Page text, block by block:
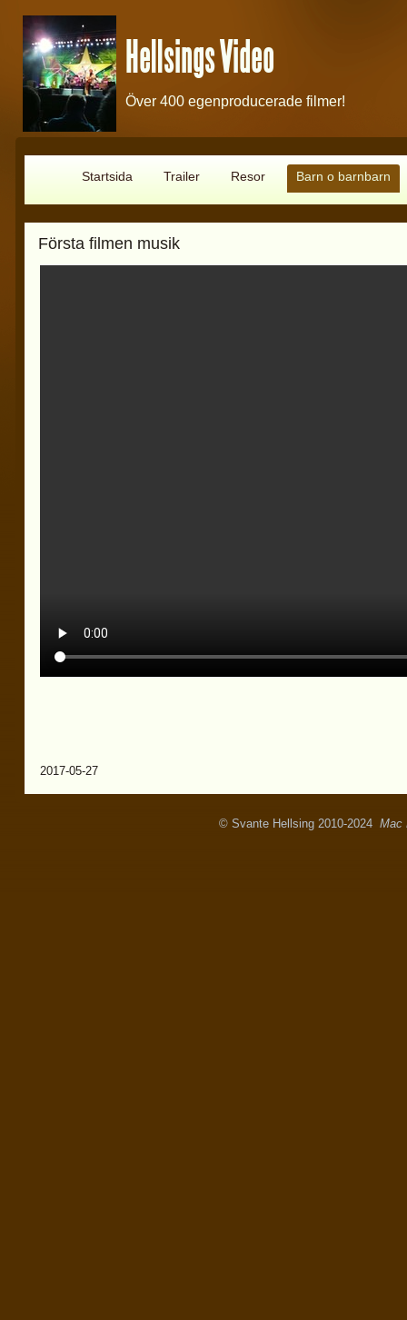
Hellsings Video
Över 400 egenproducerade filmer!
Startsida Trailer Resor Barn o barnbarn
Första filmen musik
2017-05-27
© Svante Hellsing 2010-2024 Mac